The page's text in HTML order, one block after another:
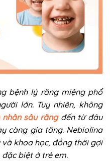
bệnh lý răng miệng phổ
lớn. Tuy nhiên, không
nhân sâu răngđến từ đâu
càng gia tăng. Nebiolina
khoa học, đồng thời gợi
biệt ở trẻ em.